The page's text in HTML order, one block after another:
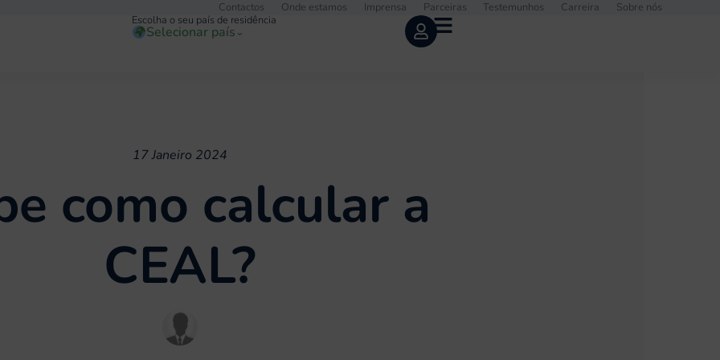
Contactos Onde estamos Imprensa Parceiras Testemunhos Carreira
Sobre nós
Escolha o seu país de residência
Selecionar país ⌄
17 Janeiro 2024
como calcular a
CEAL?